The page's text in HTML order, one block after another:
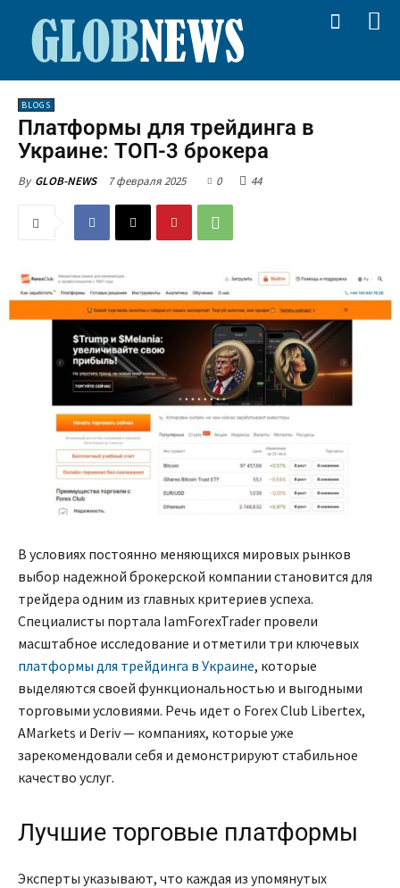
BLOGS
Платформы для трейдинга в
Украине: ТОП-3 брокера
By GLOB-NEWS 7 февраля 2025 0 44
В условиях постоянно меняющихся мировых рынков
выбор надежной брокерской компании становится для
трейдера одним из главных критериев успеха.
Специалисты портала IamForexTrader провели
масштабное исследование и отметили три ключевых
платформы для трейдинга в Украине, которые
выделяются своей функциональностью и выгодными
торговыми условиями. Речь идет о Forex Club Libertex,
AMarkets и Deriv — компаниях, которые уже
зарекомендовали себя и демонстрируют стабильное
качество услуг.
Лучшие торговые платформы
Эксперты указывают, что каждая из упомянутых